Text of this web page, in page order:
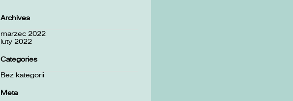
Archives
marzec 2022
luty 2022
Categories
Bez kategorii
Meta